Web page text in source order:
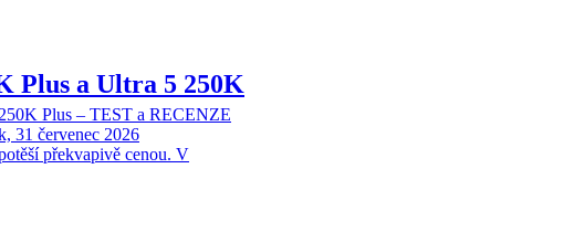
Plus a Ultra 5 250K
Plus – TEST a RECENZE
31 červenec 2026
překvapivě cenou. V